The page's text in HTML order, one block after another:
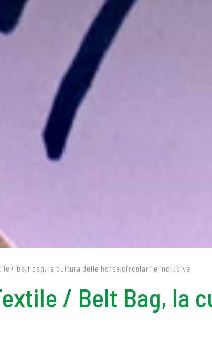
/ belt bag, la cultura delle borse circolari e inclusive
/ Belt Bag, la